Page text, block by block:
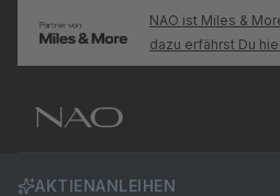
NAO ist Miles &
dazu erfährst Du
AKTIENANLEIHEN